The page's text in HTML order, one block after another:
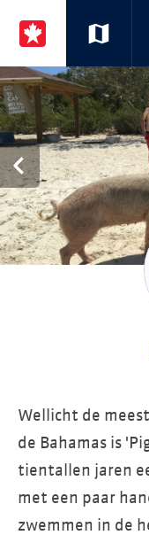
Wellicht de
de Bahamas is
tientallen jaren
met een paar
zwemmen in de